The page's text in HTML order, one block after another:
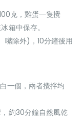
克，雞蛋一隻攪
箱中保存。
嘴除外)，10分鐘後用
一個，兩者攪拌均
約30分鐘自然風乾